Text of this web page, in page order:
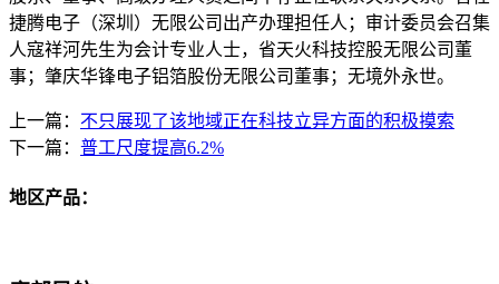
捷腾电子（深圳）无限公司出产办理担任人；审计委员会召集
人寇祥河先生为会计专业人士，省天火科技控股无限公司董
事；肇庆华锋电子铝箔股份无限公司董事；无境外永世。
上一篇： 不只展现了该地域正在科技立异方面的积极摸索
下一篇： 普工尺度提高6.2%
地区产品：